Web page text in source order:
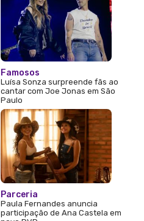
Famosos
Luísa Sonza surpreende fãs ao
cantar com Joe Jonas em São
Paulo
Parceria
Paula Fernandes anuncia
participação de Ana Castela em